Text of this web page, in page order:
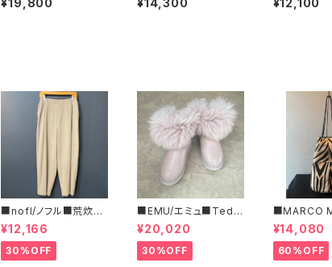
05■
¥19,800
■MADE IN JAPAN
¥14,300
08-076120
¥12,100
■nofl/ノフル■荒炊き
コール天テーパードパ
ンツ■ゆるっとバルーン
シルエット
¥12,166
30%OFF
■EMU/エミュ■Tedd
y Wurren■撥水サイド
ジッパーブーツ
¥20,020
30%OFF
■MARCO
ルコ マージ■
ブラ柄巾着
いサイズで可
¥14,080
60%OFF